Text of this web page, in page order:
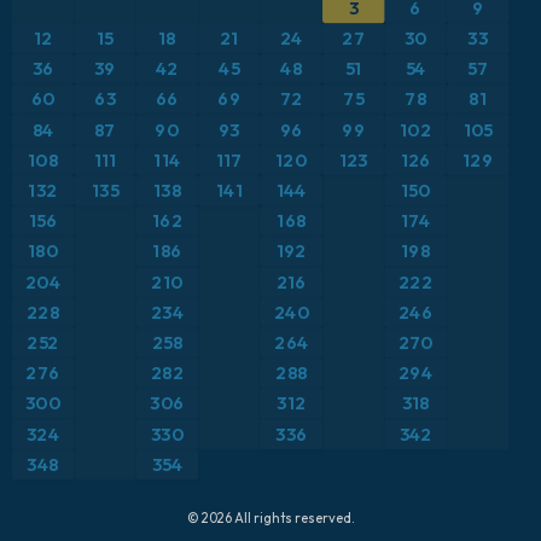
ICON Alemania 2 km
Caribe
Escandinavia
Estados Unidos
Europa
Francia
Grecia
Islandia
Anomalía de temperatura a 850 hPa
CAPE
Presión
Punto de rocío a 2 m
Ráfagas de Viento Máximas
Ráfagas de viento
Temperatura a 2 m
Temperatura a 500 hPa
3 6 9
12 15 18 21 24 27 30
33
36
39 42 45 48 51 54
57
60
63 66 69 72 75 78 81
84 87 90 93 96 99 102 105
108 111 114 117 120 123 126
129
132
135 138 141 144 150
156 162 168 174
180 186 192
198
204
210 216
222
228
234 240
246
252
258 264 270
276 282 288 294
300 306 312
318
324
330 336
342
348
354
© 2026 All rights reserved.